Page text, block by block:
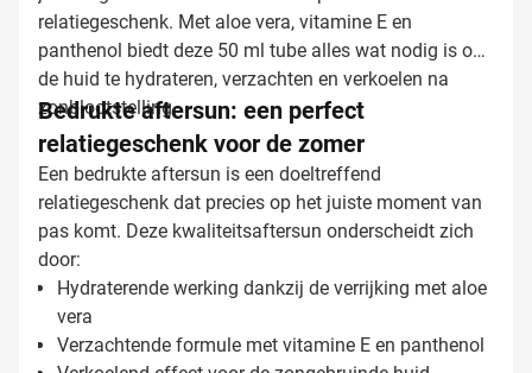
relatiegeschenk. Met aloe vera, vitamine E en
panthenol biedt deze 50 ml tube alles wat nodig is om
de huid te hydrateren, verzachten en verkoelen na
zonblootstelling.
Bedrukte aftersun: een perfect
relatiegeschenk voor de zomer
Een bedrukte aftersun is een doeltreffend
relatiegeschenk dat precies op het juiste moment van
pas komt. Deze kwaliteitsaftersun onderscheidt zich
door:
Hydraterende werking dankzij de verrijking met aloe
vera
Verzachtende formule met vitamine E en panthenol